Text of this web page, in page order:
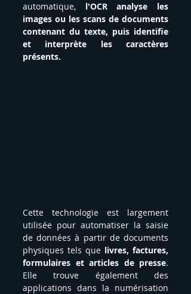
automatique, l'OCR analyse les
images ou les scans de documents
contenant du texte, puis identifie
et interprète les caractères
présents.
Cette technologie est largement
utilisée pour automatiser la saisie
de données à partir de documents
physiques tels que livres, factures,
formulaires et articles de presse.
Elle trouve également des
applications dans la numérisation